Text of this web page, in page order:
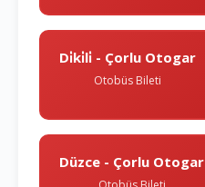
Di̇ki̇li̇ - Çorlu Otogar
Otobüs Bileti
Düzce - Çorlu Otogar